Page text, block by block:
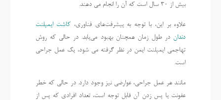
بیش از 30 سال است که آن را انجام می دهند.
علاوه بر این، با توجه به پیشرفت‌های فناوری، کاشت ایمپلنت
دندان در طول زمان همچنان بهبود می‌یابد. در حالی که روش
تهاجمی ایمپلنت ایمن در نظر گرفته می شود، یک عمل جراحی
است.
مانند هر عمل جراحی، عوارضی نیز وجود دارد. در حالی که خطر
عفونت یا پس زدن آن قابل توجه است، تعداد افرادی که پس از